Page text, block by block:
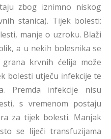
zbog iznimno niskog
stanica). Tijek bolesti:
manje o uzroku. Blaži
a u nekih bolesnika se
krvnih ćelija može
bolesti utječu infekcije te
Premda infekcije nisu
s vremenom postaju
za tijek bolesti. Manjak
se liječi transfuzijama